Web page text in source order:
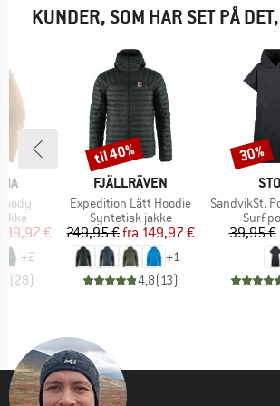
KUNDER, SOM HAR SET PÅ
pris
€
+2
(28)
MÆRKE
FJÄLLRÄVEN
Artikel
Expedition Lätt Hoodie
Produktgruppe
Syntetisk jakke
Pris
249,95 € Nedsat pris
fra 149,97 €
+1
4,8( 13)
Rabat
til 40%
Artikel
SandvikSt.
Surf
39,95 €
Rabat
30%